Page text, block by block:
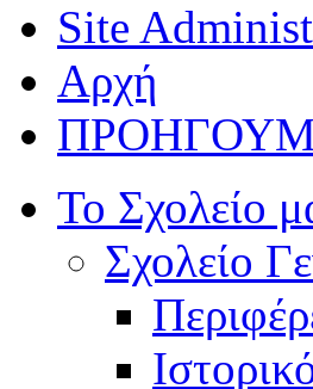
Site
Αρχή
Το Σχολείο
Σχολείο